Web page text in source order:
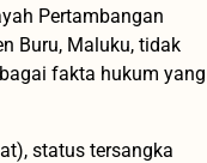
Pertambangan
Buru, Maluku, tidak
fakta hukum yang
status tersangka